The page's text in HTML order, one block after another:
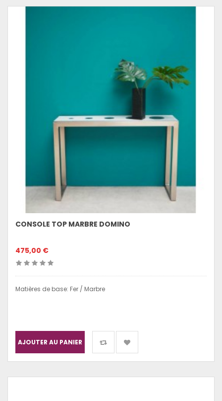
CONSOLE TOP MARBRE DOMINO
475,00 €
Matières de base: Fer / Marbre
AJOUTER AU PANIER